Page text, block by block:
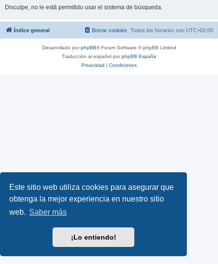
Este sitio web utiliza cookies para asegurar que
obtenga la mejor experiencia en nuestro sitio
web. Saber más
¡Lo entiendo!
Disculpe, no le está permitido usar el sistema de búsqueda.
Índice general Todos los horarios son UTC+02:00
Borrar cookies
Desarrollado porphpBB® Forum Software © phpBB Limited
Traducción al español porphpBB España
Privacidad | Condiciones